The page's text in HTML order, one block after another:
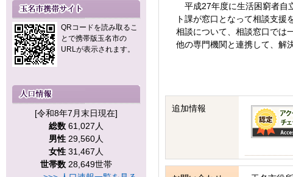
QRコードを読み取るこ
とで携帯版玉名市の
URLが表示されます。
[令和8年7月末日現在]
総数 61,027人
男性 29,560人
女性 31,467人
世帯数 28,649世帯
平成27年度に生活困窮者自
ト課が窓口となって相談支
相談について、相談窓口では
他の専門機関と連携して、解
追加情報